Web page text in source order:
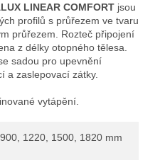
LINEAR COMFORT jsou
profilů s průřezem ve tvaru
průřezem. Rozteč připojení
z délky otopného tělesa.
sadou pro upevnění
a zaslepovací zátky.
vytápění.
1220, 1500, 1820 mm